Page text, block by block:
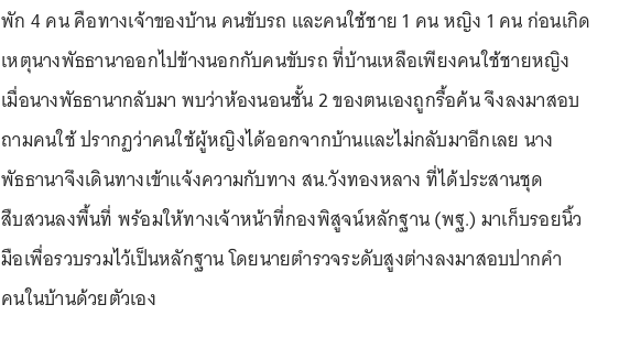
พัก 4 คน คือทางเจ้าของบ้าน คนขับรถ และคนใช้ชาย 1 คน หญิง 1 คน ก่อนเกิด
เหตุนางพัธธานาออกไปข้างนอกกับคนขับรถ ที่บ้านเหลือเพียงคนใช้ชายหญิง
เมื่อนางพัธธานากลับมา พบว่าห้องนอนชั้น 2 ของตนเองถูกรื้อค้น จึงลงมาสอบ
ถามคนใช้ ปรากฏว่าคนใช้ผู้หญิงได้ออกจากบ้านและไม่กลับมาอีกเลย นาง
พัธธานาจึงเดินทางเข้าแจ้งความกับทาง สน.วังทองหลาง ที่ได้ประสานชุด
สืบสวนลงพื้นที่ พร้อมให้ทางเจ้าหน้าที่กองพิสูจน์หลักฐาน (พฐ.) มาเก็บรอยนิ้ว
มือเพื่อรวบรวมไว้เป็นหลักฐาน โดยนายตำรวจระดับสูงต่างลงมาสอบปากคำ
คนในบ้านด้วยตัวเอง